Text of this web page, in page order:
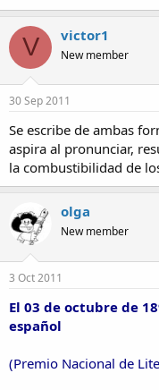
V victor1
New member
30 Sep 2011
Se escribe de ambas
aspira al pronunciar,
la combustibilidad de
olga
New member
3 Oct 2011
El 03 de octubre de
español
(Premio Nacional de